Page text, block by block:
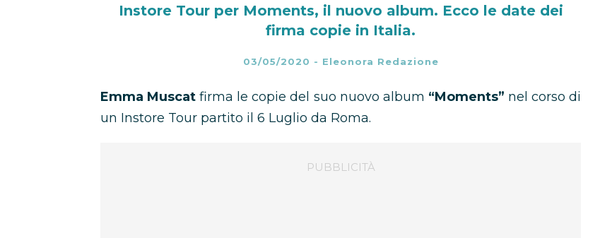
Instore Tour per Moments, il nuovo album. Ecco le date dei
firma copie in Italia.
03/05/2020 - Eleonora Redazione
Emma Muscat firma le copie del suo nuovo album “Moments” nel corso di
un Instore Tour partito il 6 Luglio da Roma.